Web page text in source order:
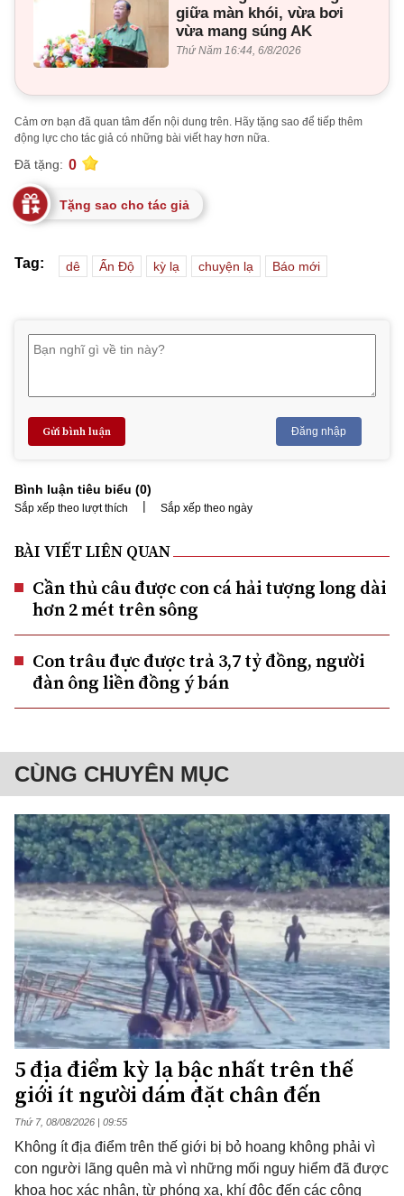
giữa màn khói, vừa bơi
vừa mang súng AK
Thứ Năm 16:44, 6/8/2026
Cảm ơn bạn đã quan tâm đến nội dung trên. Hãy tặng sao để tiếp thêm
động lực cho tác giả có những bài viết hay hơn nữa.
Đã tặng: 0
Tặng sao cho tác giả
Tag: dê Ấn Độ kỳ lạ chuyện lạ Báo mới
Gửi bình luận Đăng nhập
Bình luận tiêu biểu (0)
Sắp xếp theo lượt thích | Sắp xếp theo ngày
BÀI VIẾT LIÊN QUAN
Cần thủ câu được con cá hải tượng long dài
hơn 2 mét trên sông
Con trâu đực được trả 3,7 tỷ đồng, người
đàn ông liền đồng ý bán
CÙNG CHUYÊN MỤC
5 địa điểm kỳ lạ bậc nhất trên thế
giới ít người dám đặt chân đến
Thứ 7, 08/08/2026 | 09:55
Không ít địa điểm trên thế giới bị bỏ hoang không phải vì
con người lãng quên mà vì những mối nguy hiểm đã được
khoa học xác nhận, từ phóng xạ, khí độc đến các cộng